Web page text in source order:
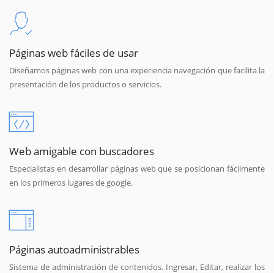
Páginas web fáciles de usar
Diseñamos páginas web con una experiencia navegación que facilita la
presentación de los productos o servicios.
Web amigable con buscadores
Especialistas en desarrollar páginas web que se posicionan fácilmente
en los primeros lugares de google.
Páginas autoadministrables
Sistema de administración de contenidos. Ingresar, Editar, realizar los